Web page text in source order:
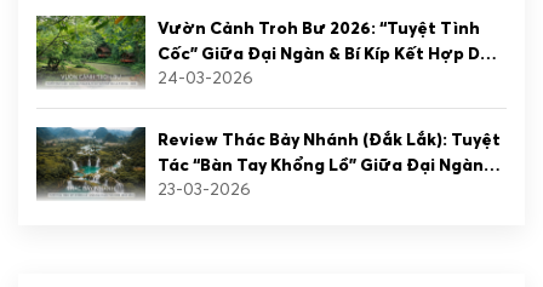
Vườn Cảnh Troh Bư 2026: “Tuyệt Tình
Cốc” Giữa Đại Ngàn & Bí Kíp Kết Hợp Du
Lịch Rừng – Biển
24-03-2026
Review Thác Bảy Nhánh (Đắk Lắk): Tuyệt
Tác “Bàn Tay Khổng Lồ” Giữa Đại Ngàn
Yok Đôn
23-03-2026